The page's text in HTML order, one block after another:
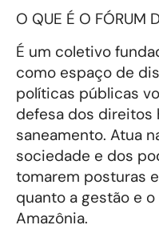
O QUE É O FÓRUM
É um coletivo
como espaço de
políticas públicas
defesa dos direitos
saneamento. Atua
sociedade e dos
tomarem posturas
quanto a gestão e
Amazônia.